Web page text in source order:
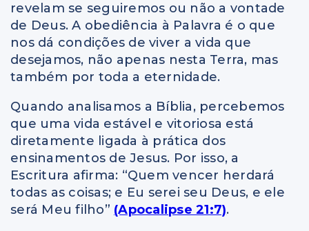
revelam se seguiremos ou não a vontade
de Deus. A obediência à Palavra é o que
nos dá condições de viver a vida que
desejamos, não apenas nesta Terra, mas
também por toda a eternidade.
Quando analisamos a Bíblia, percebemos
que uma vida estável e vitoriosa está
diretamente ligada à prática dos
ensinamentos de Jesus. Por isso, a
Escritura afirma: “Quem vencer herdará
todas as coisas; e Eu serei seu Deus, e ele
será Meu filho” (Apocalipse 21:7).